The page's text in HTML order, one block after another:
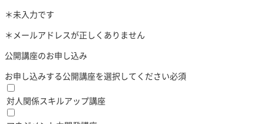
＊未入力です
＊メールアドレスが正しくありません
公開講座のお申し込み
お申し込みする公開講座を選択してください必須
対人関係スキルアップ講座